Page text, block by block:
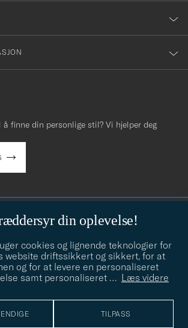
din oplevelse!
cookies og lignende teknologier for
website driftssikkert og sikkert, for at
og for at levere en personaliseret
samt personaliseret … Læs videre
TILPASS
å finne din personlige stil? Vi hjelper deg
of Carl
Classics of Tomorrow
2026